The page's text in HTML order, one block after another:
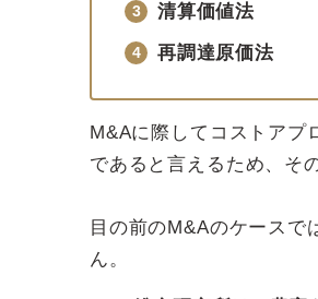
清算価値法
再調達原価法
M&Aに際してコストアプ
であると言えるため、そ
目の前のM&Aのケースで
ん。